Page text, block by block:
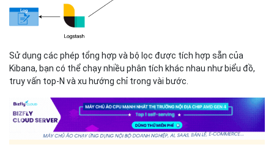
Sử dụng các phép tổng hợp và bộ lọc được tích hợp sẵn của
Kibana, bạn có thể chạy nhiều phân tích khác nhau như biểu đồ,
truy vấn top-N và xu hướng chỉ trong vài bước.